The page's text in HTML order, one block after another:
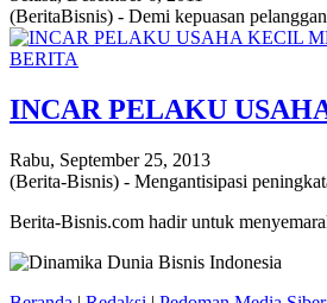
(BeritaBisnis) - Demi kepuasan
BERITA
INCAR PELAKU
Rabu, September 25, 2013
(Berita-Bisnis) - Mengantisipasi
Berita-Bisnis.com hadir untuk